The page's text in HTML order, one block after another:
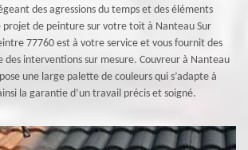
des agressions du temps et des éléments
de peinture sur votre toit à Nanteau Sur
77760 est à votre service et vous fournit des
des interventions sur mesure. Couvreur à Nanteau
une large palette de couleurs qui s’adapte à
la garantie d’un travail précis et soigné.